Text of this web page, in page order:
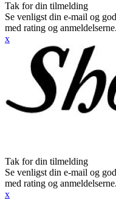
Tak for din tilmelding
Se venligst din e-mail og
med rating og anmeldelserne.
x
Tak for din tilmelding
Se venligst din e-mail og
med rating og anmeldelserne.
x